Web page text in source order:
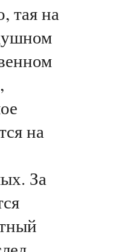
тая на
на
За